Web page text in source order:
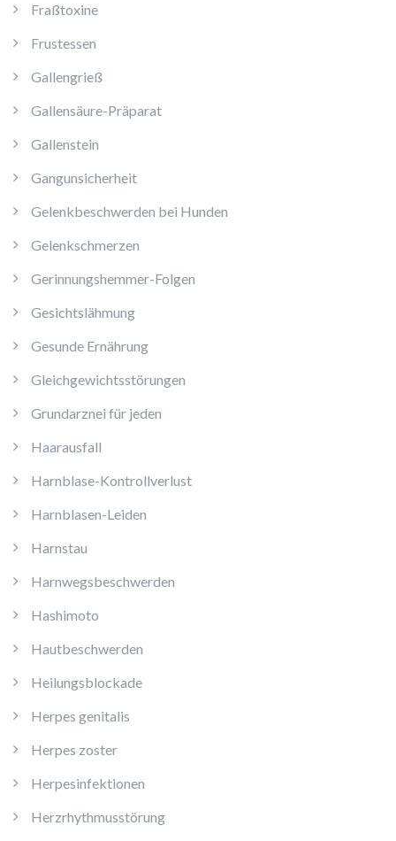
Fraßtoxine
Frustessen
Gallengrieß
Gallensäure-Präparat
Gallenstein
Gangunsicherheit
Gelenkbeschwerden bei Hunden
Gelenkschmerzen
Gerinnungshemmer-Folgen
Gesichtslähmung
Gesunde Ernährung
Gleichgewichtsstörungen
Grundarznei für jeden
Haarausfall
Harnblase-Kontrollverlust
Harnblasen-Leiden
Harnstau
Harnwegsbeschwerden
Hashimoto
Hautbeschwerden
Heilungsblockade
Herpes genitalis
Herpes zoster
Herpesinfektionen
Herzrhythmusstörung